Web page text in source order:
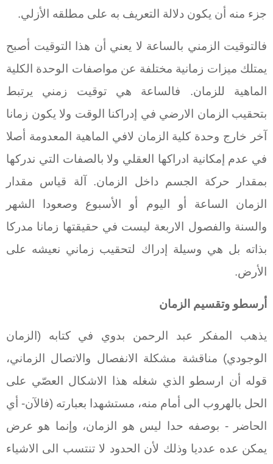
جزء منه أن يكون دلالة التعريف به على مطلقه الأزلي.
فالتوقيت الزمني بالساعة لا يعني أن هذا التوقيت أصبح
يمتلك ميزات زمانية مختلفة عن مواصفات الوحدة الكلية
الماهية للزمان. فالساعة هي توقيت زمني يرتبط
بتحقيب الزمان الارضي في إدراكنا الوقت ولا يكون زمانا
آخر خارج وحدة كلية الزمان لافي الماهية المعدومة أصلا
في عدم إمكانية ادراكها العقلي ولا بالصفات التي ندركها
بمقدار حركة الجسم داخل الزمان. آلة قياس مقدار
الزمان الساعة أو اليوم أو الأسبوع وصعودا الشهر
والسنة والفصول الاربعة ليست في حقيقتها زمانا مدركا
بذاته بل هي وسيلة إدراك لتحقيب زماني نعيشه على
الأرض.
أرسطو وتقسيم الزمان
يذهب المفكر عبد الرحمن بدوي في كتابه (الزمان
الوجودي) مناقشة مشكلة الانفصال والاتصال الزماني،
قوله أن ارسطو الذي شغله هذا الاشكال العصّي على
الحل بالهروب الى أمام منه، مستشهدا بعبارته (فالآن- أي
الحاضر - بوصفه حدا ليس هو الزمان، وإنما هو عرض
يمكن عده عدديا وذلك لأن الحدود لا تنتسب الى الاشياء